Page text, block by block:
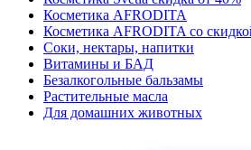
Косметика AFRODITA
Косметика AFRODITA со
Соки, нектары, напитки
Витамины и БАД
Безалкогольные бальзамы
Растительные масла
Для домашних животных